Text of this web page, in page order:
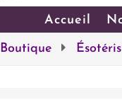
Accueil
Boutique